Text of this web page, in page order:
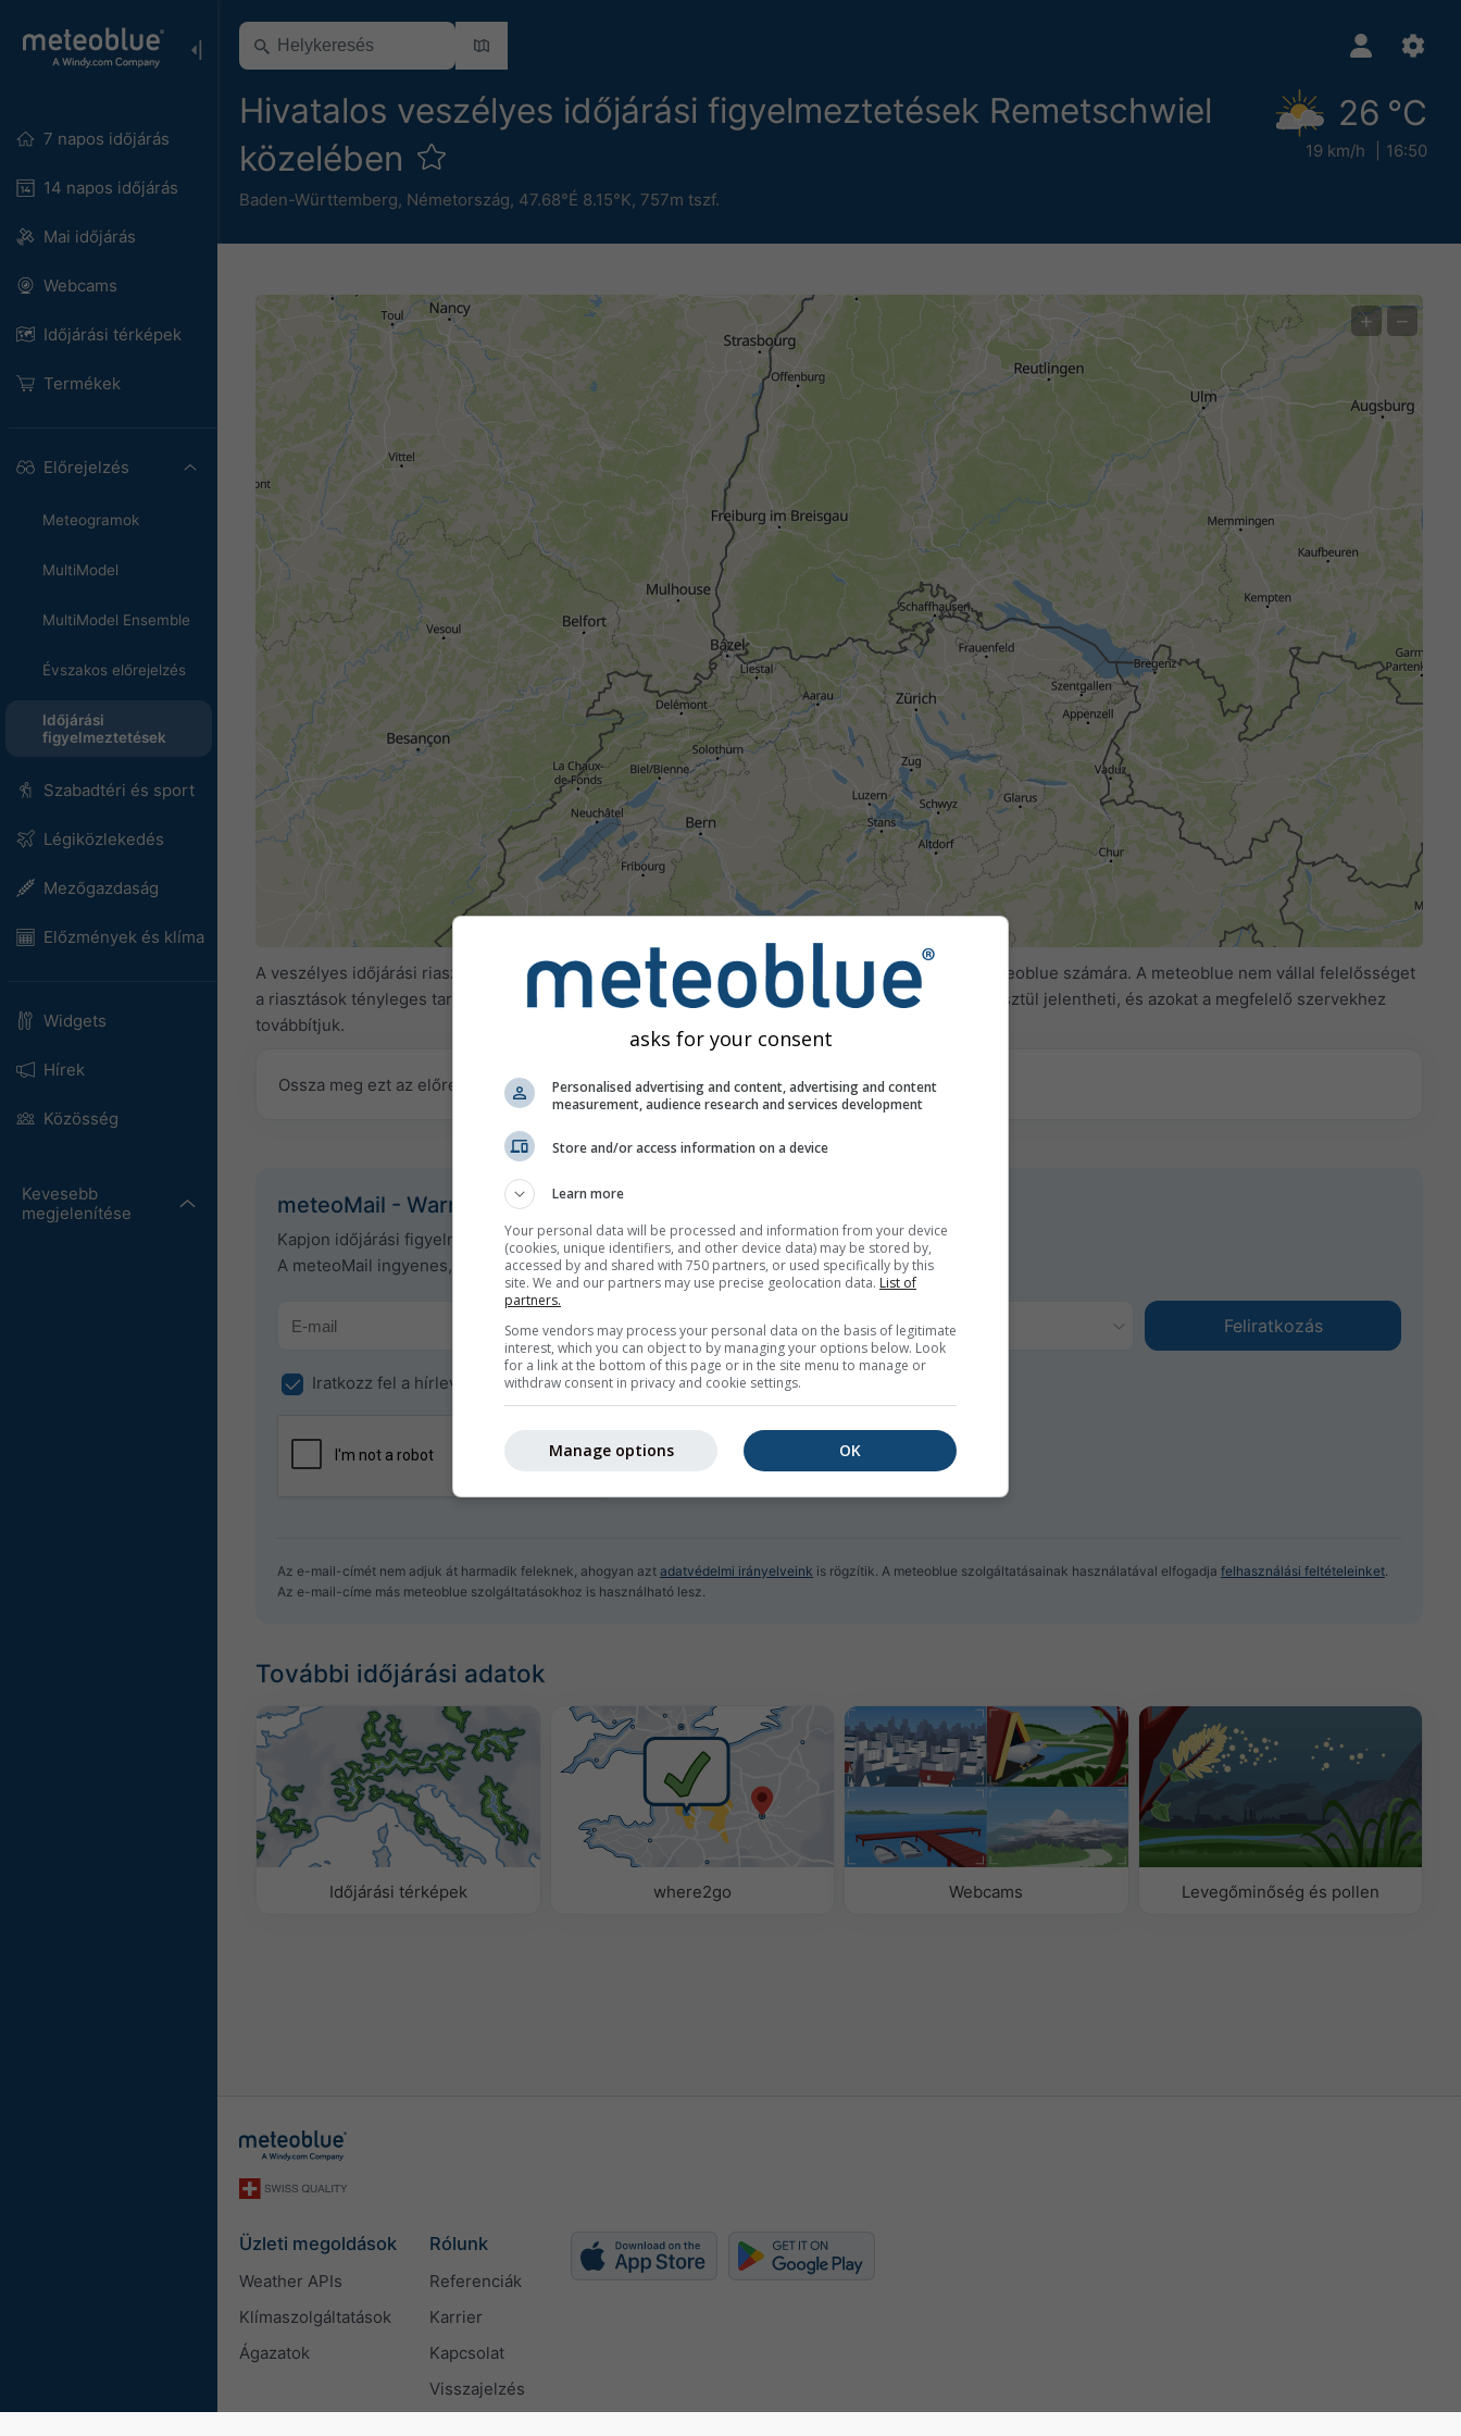
7 napos időjárás
14 napos időjárás
Mai időjárás
Webcams
Időjárási térképek
Termékek
Előrejelzés
Meteogramok
MultiModel
MultiModel Ensemble
Évszakos előrejelzés
Időjárási
figyelmeztetések
Szabadtéri és sport
Légiközlekedés
Mezőgazdaság
Előzmények és klíma
Widgets
Hírek
Közösség
Kevesebb
megjelenítése
Hivatalos veszélyes időjárási figyelmeztetések Remetschwiel
közelében
Baden-Württemberg, Németország, 47.68°É 8.15°K, 757m tszf.
26 °C
19 km/h 16:50
All <24ó 24-48ó >48ó
+ −
A veszélyes időjárási riasztásokat világszerte több mint 80 hivatalos ügynökség szolgáltatja a meteoblue számára. A meteoblue nem vállal felelősséget
a riasztások tényleges tartalmáért vagy jellegéért. A problémákat avisszajelzési űrlapunkon
keresztül jelentheti, és azokat a megfelelő szervekhez
továbbítjuk.
Ossza meg ezt az előrejelzést
meteoMail - Warnings a(z) Remetschwiel számára
Kapjon időjárási figyelmeztetéseket e-mailben ingyen.
A meteoMail ingyenes, és bármikor lemondható.
Iratkozz fel a hírlevélre
Az e-mail-címét nem adjuk át harmadik feleknek, ahogyan azt adatvédelmi irányelveink is rögzítik. A meteoblue szolgáltatásainak használatával elfogadja felhasználási feltételeinket
Az e-mail-címe más meteoblue szolgáltatásokhoz is használható lesz.
További időjárási adatok
Időjárási térképek where2go Webcams Levegőminőség és pollen
Üzleti megoldások
Weather APIs
Klímaszolgáltatások
Ágazatok
Rólunk
Referenciák
Karrier
Kapcsolat
Visszajelzés
asks for your consent
Personalised advertising and content, advertising and content
measurement, audience research and services development
Store and/or access information on a device
Learn more
Your personal data will be processed and information from your device
(cookies, unique identifiers, and other device data) may be stored by,
accessed by and shared with 750 partners, or used specifically by this
site. We and our partners may use precise geolocation data. List of
partners.
Some vendors may process your personal data on the basis of legitimate
interest, which you can object to by managing your options below. Look
for a link at the bottom of this page or in the site menu to manage or
withdraw consent in privacy and cookie settings.
OK
Manage options